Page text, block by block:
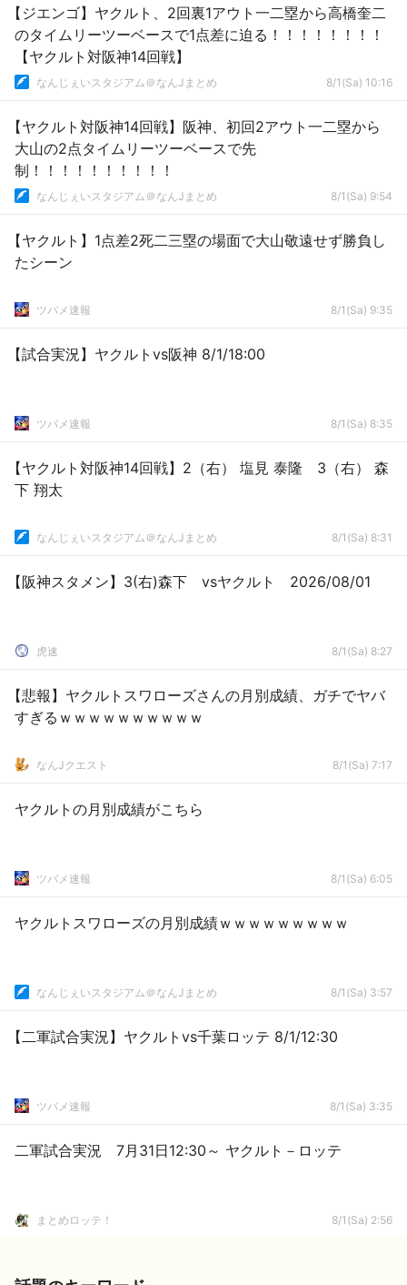
【ジエンゴ】ヤクルト、2回裏1アウト一二塁から高橋奎二
のタイムリーツーベースで1点差に迫る！！！！！！！！
【ヤクルト対阪神14回戦】
なんじぇいスタジアム＠なんJまとめ 8/1(Sa) 10:16
【ヤクルト対阪神14回戦】阪神、初回2アウト一二塁から
大山の2点タイムリーツーベースで先
制！！！！！！！！！！
なんじぇいスタジアム＠なんJまとめ 8/1(Sa) 9:54
【ヤクルト】1点差2死二三塁の場面で大山敬遠せず勝負し
たシーン
ツバメ速報 8/1(Sa) 9:35
【試合実況】ヤクルトvs阪神 8/1/18:00
ツバメ速報 8/1(Sa) 8:35
【ヤクルト対阪神14回戦】2（右） 塩見 泰隆 3（右） 森
下 翔太
なんじぇいスタジアム＠なんJまとめ 8/1(Sa) 8:31
【阪神スタメン】3(右)森下 vsヤクルト 2026/08/01
虎速 8/1(Sa) 8:27
【悲報】ヤクルトスワローズさんの月別成績、ガチでヤバ
すぎるｗｗｗｗｗｗｗｗｗｗ
なんJクエスト 8/1(Sa) 7:17
ヤクルトの月別成績がこちら
ツバメ速報 8/1(Sa) 6:05
ヤクルトスワローズの月別成績ｗｗｗｗｗｗｗｗｗ
なんじぇいスタジアム＠なんJまとめ 8/1(Sa) 3:57
【二軍試合実況】ヤクルトvs千葉ロッテ 8/1/12:30
ツバメ速報 8/1(Sa) 3:35
二軍試合実況 7月31日12:30～ ヤクルト－ロッテ
まとめロッテ！ 8/1(Sa) 2:56